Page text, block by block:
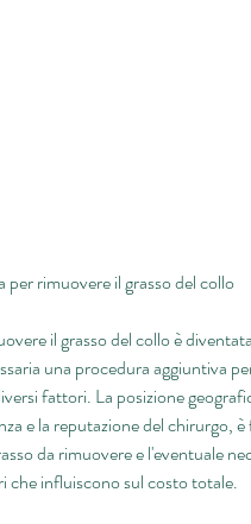
per rimuovere il grasso del collo
il grasso del collo è
una procedura aggiuntiva
fattori. La posizione
e la reputazione del chirurgo,
da rimuovere e l'eventuale
che influiscono sul costo totale.